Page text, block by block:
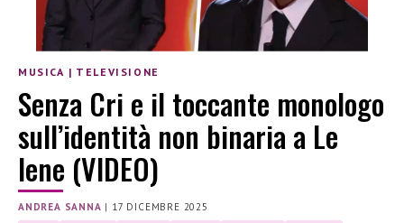
MUSICA | TELEVISIONE
Senza Cri e il toccante monologo
sull’identità non binaria a Le
Iene (VIDEO)
ANDREA SANNA | 17 DICEMBRE 2025